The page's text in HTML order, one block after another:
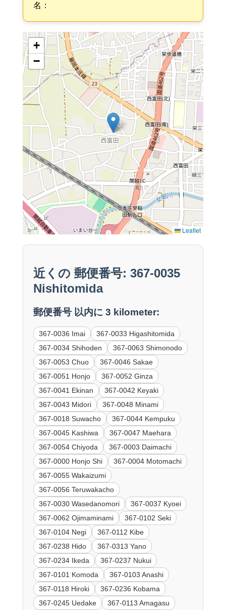
名：
+
−
Leaflet
近くの 郵便番号: 367-0035
Nishitomida
郵便番号 以内に 3 kilometer:
367-0036 Imai
367-0033 Higashitomida
367-0034 Shihoden
367-0063 Shimonodo
367-0053 Chuo
367-0046 Sakae
367-0051 Honjo
367-0052 Ginza
367-0041 Ekinan
367-0042 Keyaki
367-0043 Midori
367-0048 Minami
367-0018 Suwacho
367-0044 Kempuku
367-0045 Kashiwa
367-0047 Maehara
367-0054 Chiyoda
367-0003 Daimachi
367-0000 Honjo Shi
367-0004 Motomachi
367-0055 Wakaizumi
367-0056 Teruwakacho
367-0030 Wasedanomori
367-0037 Kyoei
367-0062 Ojimaminami
367-0102 Seki
367-0104 Negi
367-0112 Kibe
367-0238 Hido
367-0313 Yano
367-0234 Ikeda
367-0237 Nukui
367-0101 Komoda
367-0103 Anashi
367-0118 Hiroki
367-0236 Kobama
367-0245 Uedake
367-0113 Amagasu